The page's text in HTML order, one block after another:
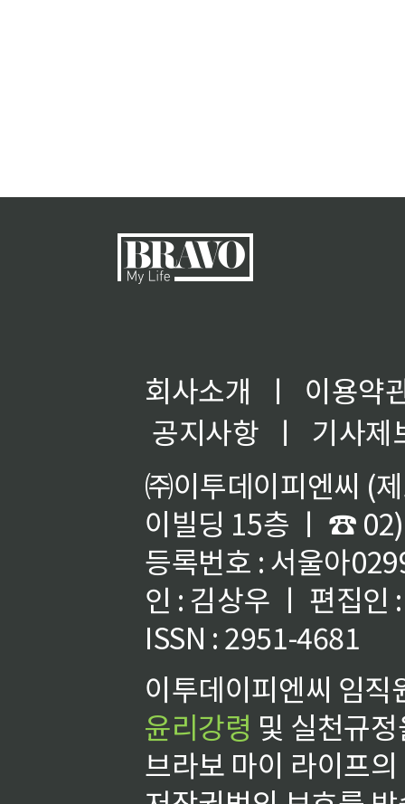
회사소개 ㅣ
이용약
공지사항
ㅣ
기사제
㈜이투데이피엔씨 (
이빌딩 15층 ㅣ ☎
등록번호 : 서울아
인 : 김상우 ㅣ 편집인
ISSN : 2951-4681
이투데이피엔씨 임
윤리강령 및 실천규
브라보 마이 라이프